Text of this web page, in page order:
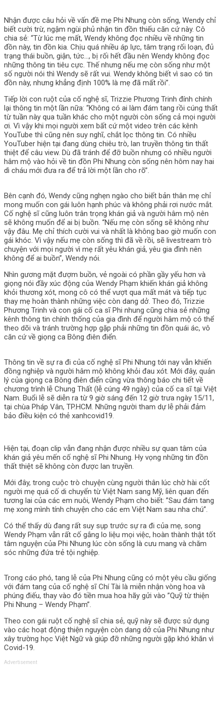
Nhận được câu hỏi về vấn đề mẹ Phi Nhung còn sống, Wendy chỉ
biết cười trừ, ngậm ngùi phủ nhận tin đồn thiếu căn cứ này. Cô
chia sẻ: “Từ lúc mẹ mất, Wendy không đọc nhiều về những tin
đồn này, tin đồn kia. Chịu quá nhiều áp lực, tâm trạng rối loạn, đủ
trạng thái buồn, giận, tức…, bị rối hết đầu nên Wendy không đọc
những thông tin tiêu cực. Thế nhưng nếu mẹ còn sống như một
số người nói thì Wendy sẽ rất vui. Wendy không biết vì sao có tin
đồn này, nhưng khẳng định 100% là mẹ đã mất rồi”.
Tiếp lời con ruột của cố nghệ sĩ, Trizzie Phương Trinh đính chính
lại thông tin một lần nữa: “Không có ai làm đám tang rồi cúng thất
từ tuần này qua tuần khác cho một người còn sống cả mọi người
ơi. Vì vậy khi mọi người xem bất cứ một video trên các kênh
YouTube thì cũng nên suy nghĩ, chắt lọc thông tin. Có nhiều
YouTuber hiện tại đang dùng chiêu trò, lan truyền thông tin thất
thiệt để câu view. Dù đã tránh để đỡ buồn nhưng có nhiều người
hâm mộ vào hỏi về tin đồn Phi Nhung còn sống nên hôm nay hai
dì cháu mới đưa ra để trả lời một lần cho rõ”.
Bên cạnh đó, Wendy cũng nghẹn ngào cho biết bản thân mẹ chỉ
mong muốn con gái luôn hạnh phúc và không phải rơi nước mắt.
Cố nghệ sĩ cũng luôn trân trọng khán giả và người hâm mộ nên
sẽ không muốn để ai bị buồn. “Nếu mẹ còn sống sẽ không như
vậy đâu. Mẹ chỉ thích cười vui và nhất là không bao giờ muốn con
gái khóc. Vì vậy nếu mẹ còn sống thì đã về rồi, sẽ livestream trò
chuyện với mọi người vì mẹ rất yêu khán giả, yêu gia đình nên
không để ai buồn”, Wendy nói.
Nhìn gương mặt đượm buồn, vẻ ngoài có phần gầy yếu hơn và
giọng nói đầy xúc động của Wendy Phạm khiến khán giả không
khỏi thương xót, mong cô có thể vượt qua mất mát và tiếp tục
thay mẹ hoàn thành những việc còn dang dở. Theo đó, Trizzie
Phương Trinh và con gái cố ca sĩ Phi nhung cũng chia sẻ những
kênh thông tin chính thống của gia đình để người hâm mộ có thể
theo dõi và tránh trường hợp gặp phải những tin đồn quái ác, vô
căn cứ về giọng ca Bông điên điển.
Thông tin về sự ra đi của cố nghệ sĩ Phi Nhung tới nay vẫn khiến
đồng nghiệp và người hâm mộ không khỏi đau xót. Mới đây, quản
lý của giọng ca Bông điên điển cũng vừa thông báo chi tiết về
chương trình lễ Chung Thất (lễ cúng 49 ngày) của cố ca sĩ tại Việt
Nam. Buổi lễ sẽ diễn ra từ 9 giờ sáng đến 12 giờ trưa ngày 15/11,
tại chùa Pháp Vân, TP.HCM. Những người tham dự lễ phải đảm
bảo điều kiện có thẻ xanhcovid19.
Hiện tại, đoạn clip vẫn đang nhận được nhiều sự quan tâm của
khán giả yêu mến cố nghệ sĩ Phi Nhung. Hy vọng những tin đồn
thất thiệt sẽ không còn được lan truyền.
Mới đây, trong cuộc trò chuyện cùng người thân lúc chờ hài cốt
người mẹ quá cố di chuyển từ Việt Nam sang Mỹ, liên quan đến
tương lai của các em nuôi, Wendy Phạm cho biết: ”Sau đám tang
mẹ xong mình tính chuyện cho các em Việt Nam sau nha chú”.
Có thể thấy dù đang rất suy sụp trước sự ra đi của mẹ, song
Wendy Phạm vẫn rất cố gắng lo liệu mọi việc, hoàn thành thật tốt
tâm nguyện của Phi Nhung lúc còn sống là cưu mang và chăm
sóc những đứa trẻ tội nghiệp.
Trong cáo phó, tang lễ của Phi Nhung cũng có một yêu cầu giống
với đám tang của cố nghệ sĩ Chí Tài là miễn nhận vòng hoa và
phúng điếu, thay vào đó tiền mua hoa hãy gửi vào ”Quỹ từ thiện
Phi Nhung – Wendy Phạm”.
Theo con gái ruột cố nghệ sĩ chia sẻ, quỹ này sẽ được sử dụng
vào các hoạt động thiện nguyện còn dang dở của Phi Nhung như
xây trường học Việt Ngữ và giúp đỡ những người gặp khó khăn vì
Covid-19.
Advertisement